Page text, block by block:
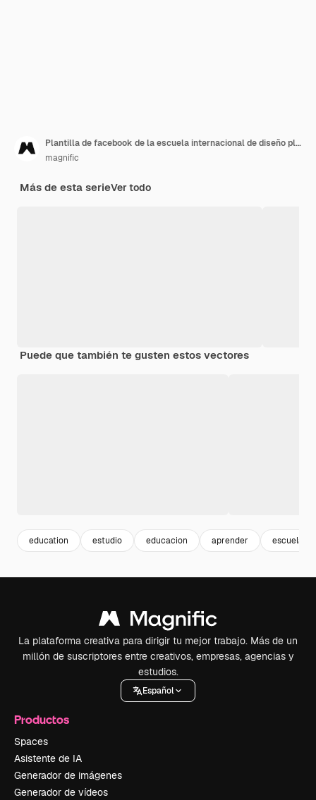
Plantilla de facebook de la escuela internacional de diseño plano
magnific
Más de esta serieVer todo
Puede que también te gusten estos vectores
education estudio educacion aprender escuela
La plataforma creativa para dirigir tu mejor trabajo. Más de un
millón de suscriptores entre creativos, empresas, agencias y
estudios.
Español
Productos
Spaces
Asistente de IA
Generador de imágenes
Generador de vídeos